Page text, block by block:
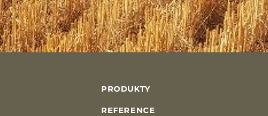
PRODUKTY
REFERENCE